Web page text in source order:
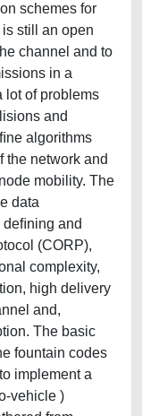
schemes for
still an open
channel and to
in a
lot of problems
and
algorithms
the network and
mobility. The
data
and
(CORP),
complexity,
high delivery
and,
The basic
fountain codes
implement a
vehicle )